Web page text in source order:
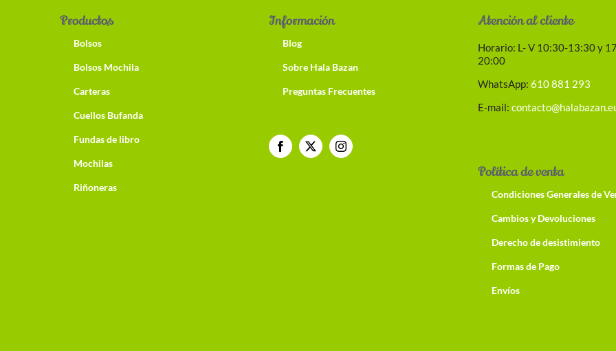
Productos
Bolsos
Bolsos Mochila
Carteras
Cuellos Bufanda
Fundas de libro
Mochilas
Riñoneras
Información
Blog
Sobre Hala Bazan
Preguntas Frecuentes
Atención al cliente
Horario: L- V 10:30-13:30 y
20:00
WhatsApp:610 881 293
E-mail:
Política de venta
Condiciones Generales de
Cambios y Devoluciones
Derecho de desistimiento
Formas de Pago
Envíos